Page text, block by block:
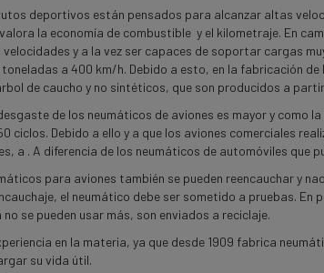
deportivos están pensados para alcanzar altas
la economía de combustible y el kilometraje. En
y a la vez ser capaces de soportar cargas
a 400 km/h. Debido a esto, en la fabricación
de caucho y no sintéticos, que son producidos a
de los neumáticos de aviones es mayor y como
ciclos. Debido a ello y a que los aviones comerciales
a . A diferencia de los neumáticos de automóviles que
para aviones también se pueden reencauchar y
el neumático debe ser sometido a pruebas. En
se pueden usar más, son enviados a reciclaje.
en la materia, ya que desde 1909 fabrica
su vida útil.